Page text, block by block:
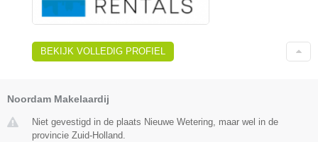
BEKIJK VOLLEDIG PROFIEL
Noordam Makelaardij
Niet gevestigd in de plaats Nieuwe Wetering, maar wel in de
provincie Zuid-Holland.